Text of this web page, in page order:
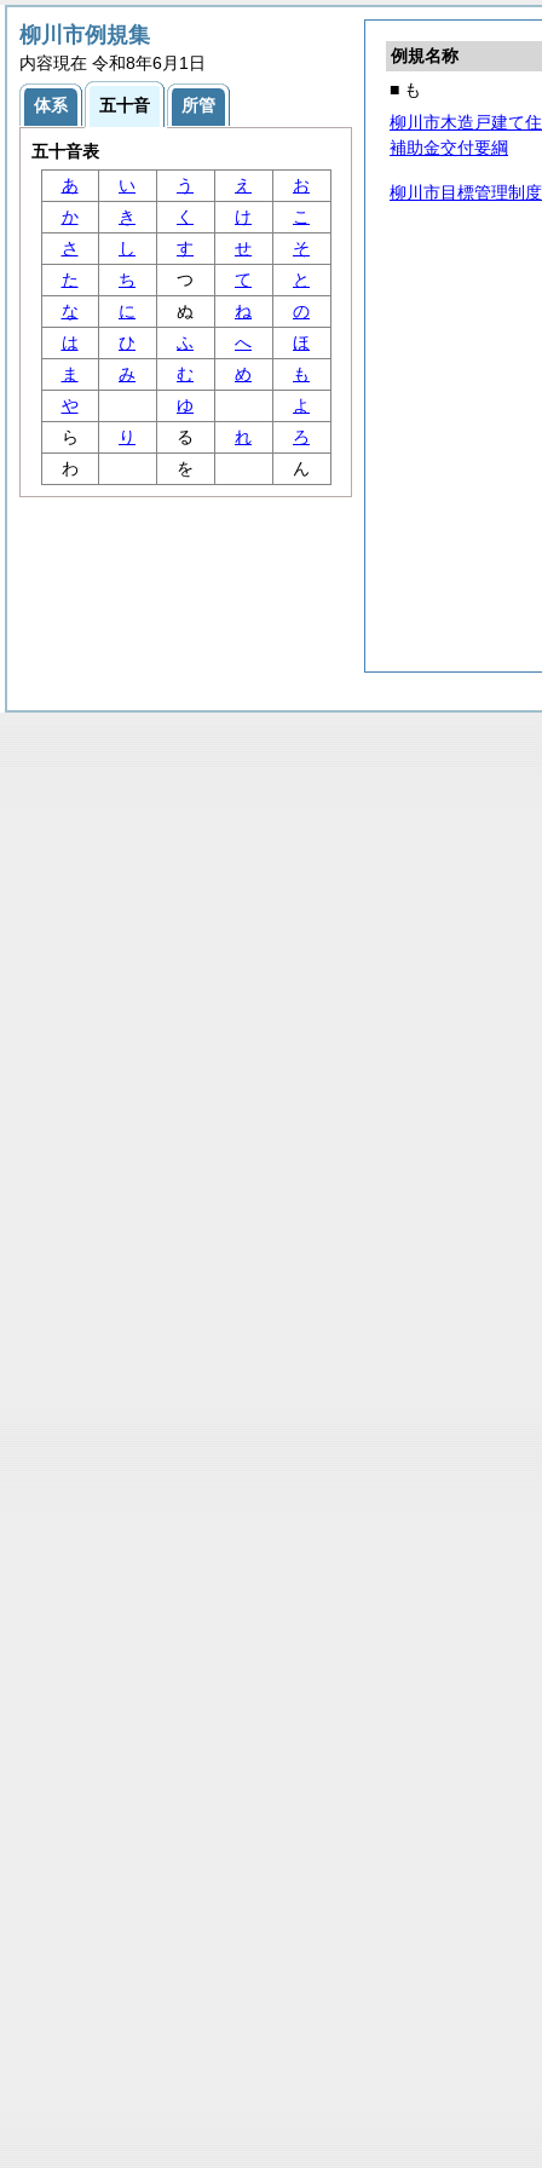
例規名称
■ も
柳川市木造戸建て
補助金交付要綱
柳川市目標管理制
柳川市例規集
内容現在 令和8年6月1日
体系 五十音 所管
五十音表
あ
い う え
お
か
き く け
こ
さ
し す せ
そ
た
ち つ て
と
な
に ぬ ね
の
は
ひ ふ へ
ほ
ま
み む め
も
や
ゆ
よ
ら
り る れ
ろ
わ
を ん